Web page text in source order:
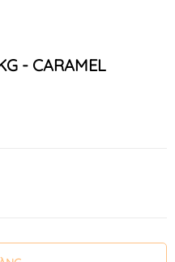
- CARAMEL